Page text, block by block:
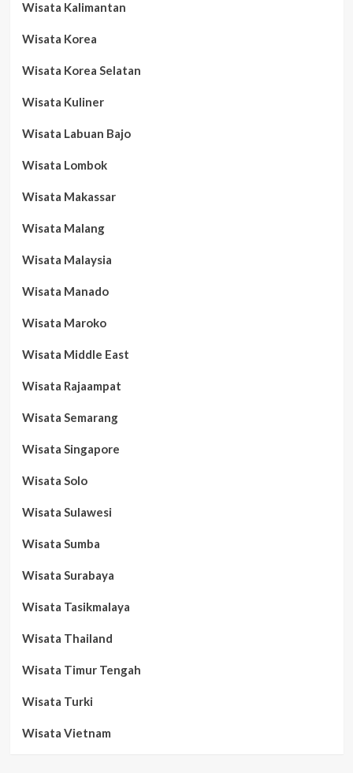
Wisata Kalimantan
Wisata Korea
Wisata Korea Selatan
Wisata Kuliner
Wisata Labuan Bajo
Wisata Lombok
Wisata Makassar
Wisata Malang
Wisata Malaysia
Wisata Manado
Wisata Maroko
Wisata Middle East
Wisata Rajaampat
Wisata Semarang
Wisata Singapore
Wisata Solo
Wisata Sulawesi
Wisata Sumba
Wisata Surabaya
Wisata Tasikmalaya
Wisata Thailand
Wisata Timur Tengah
Wisata Turki
Wisata Vietnam